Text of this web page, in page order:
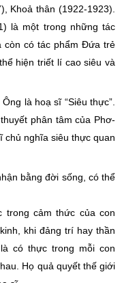
Khoả thân (1922-1923).
là một trong những tác
còn có tác phẩm Đứa trẻ
hiện triết lí cao siêu và
là hoạ sĩ “Siêu thực”.
phân tâm của Phơ-
chủ nghĩa siêu thực quan
bằng đời sống, có thể
trong cảm thức của con
khi đảng trí hay thần
có thực trong mỗi con
Họ quả quyết thế giới